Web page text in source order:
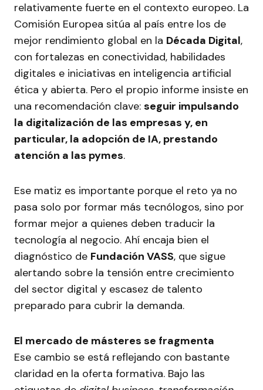
relativamente fuerte en el contexto europeo. La
Comisión Europea sitúa al país entre los de
mejor rendimiento global en la Década Digital,
con fortalezas en conectividad, habilidades
digitales e iniciativas en inteligencia artificial
ética y abierta. Pero el propio informe insiste en
una recomendación clave: seguir impulsando
la digitalización de las empresas y, en
particular, la adopción de IA, prestando
atención a las pymes.
Ese matiz es importante porque el reto ya no
pasa solo por formar más tecnólogos, sino por
formar mejor a quienes deben traducir la
tecnología al negocio. Ahí encaja bien el
diagnóstico de Fundación VASS, que sigue
alertando sobre la tensión entre crecimiento
del sector digital y escasez de talento
preparado para cubrir la demanda.
El mercado de másteres se fragmenta
Ese cambio se está reflejando con bastante
claridad en la oferta formativa. Bajo las